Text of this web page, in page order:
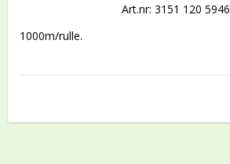
Art.nr: 3151 120 5946
1000m/rulle.